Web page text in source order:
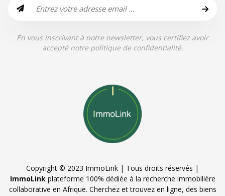
En vous inscrivant à notre newsletter, vous certifiez avoir
accepté notre politique de confidentialité.
Copyright © 2023 ImmoLink | Tous droits réservés |
ImmoLinkplateforme 100% dédiée à la recherche immobilière
collaborative en Afrique. Cherchez et trouvez en ligne, des biens